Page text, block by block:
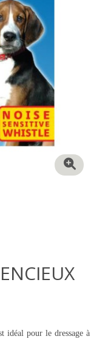
idéal pour le dressage à